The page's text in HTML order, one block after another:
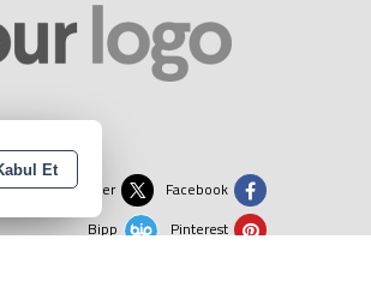
Facebook
Twitter
Pinterest
Bipp
Et